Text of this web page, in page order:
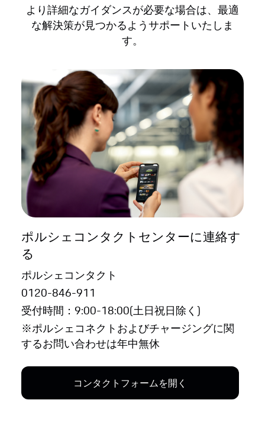
より詳細なガイダンスが必要な場合は、最適
な解決策が見つかるようサポートいたしま
す。
ポルシェコンタクトセンターに連絡す
る
ポルシェコンタクト
0120-846-911
受付時間：9:00-18:00(土日祝日除く)
※ポルシェコネクトおよびチャージングに関
するお問い合わせは年中無休
コンタクトフォームを開く